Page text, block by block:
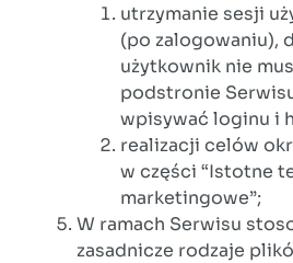
utrzymanie sesji
(po zalogowaniu),
użytkownik nie
podstronie
wpisywać loginu i
realizacji celów
w części “Istotne
marketingowe”;
W ramach Serwisu
zasadnicze rodzaje